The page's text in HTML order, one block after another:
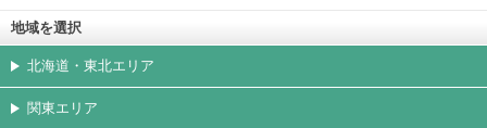
地域を選択
北海道・東北エリア
関東エリア